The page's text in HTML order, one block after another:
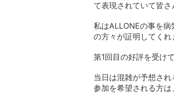
て表現されていて皆さ
私はALLONEの事を
の方々が証明してくれ
第1回目の好評を受け
当日は混雑が予想され
参加を希望される方は